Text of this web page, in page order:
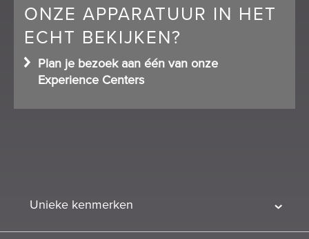
ONZE APPARATUUR IN HET
ECHT BEKIJKEN?
Plan je bezoek aan één van onze
Experience Centers
Unieke kenmerken